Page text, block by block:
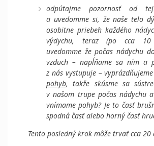
odpútajme pozornosť od
a uvedomme si, že naše telo
osobitne priebeh každého
výdychu, teraz (po cca 10
uvedomme že počas nádychu
vzduch – napĺňame sa ním a
z nás vystupuje –
pohyb, takže skúsme sa
v našom trupe počas nádychu
vnímame pohyb? Je to časť
spodná časť alebo horný časť
Tento posledný krok môže trvať cca 20